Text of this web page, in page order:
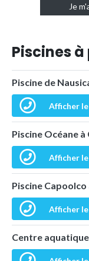
Piscines
Piscine de
Afficher
Piscine Océane
Afficher
Piscine
Afficher
Centre